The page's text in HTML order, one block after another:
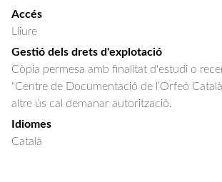
Accés
Lliure
Gestió dels drets d'explotació
Còpia permesa amb finalitat d'estudi o
"Centre de Documentació de l’Orfeó
altre ús cal demanar autorització.
Idiomes
Català